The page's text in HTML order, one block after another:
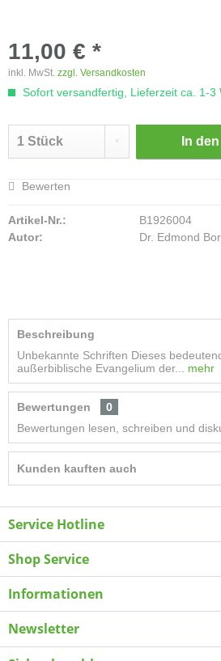
11,00 € *
inkl. MwSt. zzgl. Versandkosten
Sofort versandfertig, Lieferzeit ca. 1-3
In den
Bewerten
Artikel-Nr.:
B1926004
Autor:
Dr. Edmond
Beschreibung
Unbekannte Schriften Dieses
außerbiblische Evangelium der...
mehr
Bewertungen
0
Bewertungen lesen, schreiben und
Kunden kauften auch
Service Hotline
Shop Service
Informationen
Newsletter